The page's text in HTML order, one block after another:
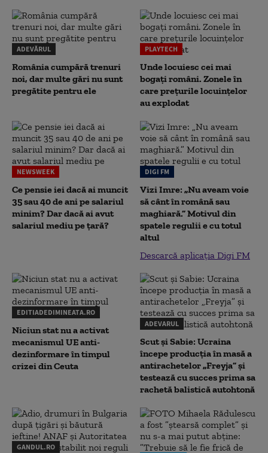
ADEVĂRUL
România cumpără trenuri
noi, dar multe gări nu sunt
pregătite pentru ele
PLAYTECH
Unde locuiesc cei mai
bogați români. Zonele în
care prețurile locuințelor
au explodat
NEWSWEEK
Ce pensie iei dacă ai muncit
35 sau 40 de ani pe salariul
minim? Dar dacă ai avut
salariul mediu pe țară?
DIGI FM
Vizi Imre: „Nu aveam voie
să cânt în română sau
maghiară.” Motivul din
spatele regulii e cu totul
altul
Descarcă aplicația Digi FM
EDITIADEDIMINEATA.RO
Niciun stat nu a activat
mecanismul UE anti-
dezinformare în timpul
crizei din Ceuta
ADEVARUL
Scut și Sabie: Ucraina
începe producția în masă a
antirachetelor „Freyja” și
testează cu succes prima sa
rachetă balistică autohtonă
GANDUL.RO